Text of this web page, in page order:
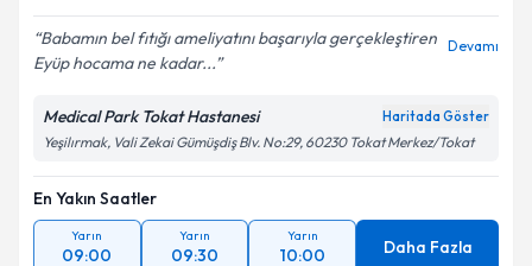
kapsamda işlenmesini kabul ediyorum.
Babamın bel fıtığı ameliyatını başarıyla gerçekleştiren
Eyüp hocama ne kadar...
Devamı
Medical Park Tokat Hastanesi Haritada Göster
Yeşilırmak, Vali Zekai Gümüşdiş Blv. No:29, 60230 Tokat Merkez/Tokat
En Yakın Saatler
Yarın
09:00
Yarın
09:30
Yarın
10:00 Daha Fazla